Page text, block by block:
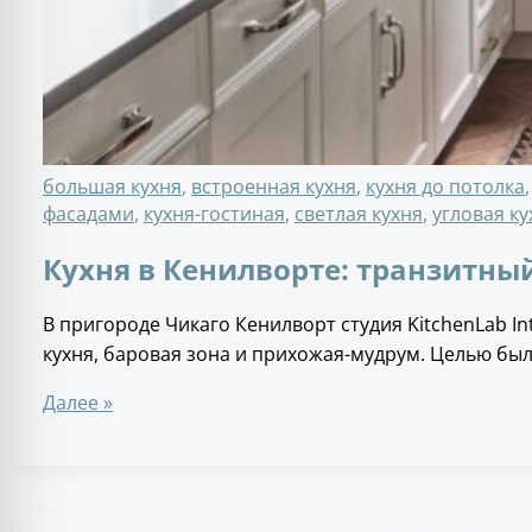
большая кухня, встроенная кухня, кухня до потолка,
фасадами, кухня-гостиная, светлая кухня, угловая
Кухня в Кенилворте:
В пригороде Чикаго Кенилворт студия KitchenLab
кухня, баровая зона и прихожая-мудрум. Целью
Далее »